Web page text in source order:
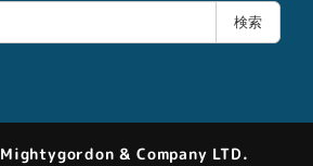
検索
Mightygordon & Company LTD.